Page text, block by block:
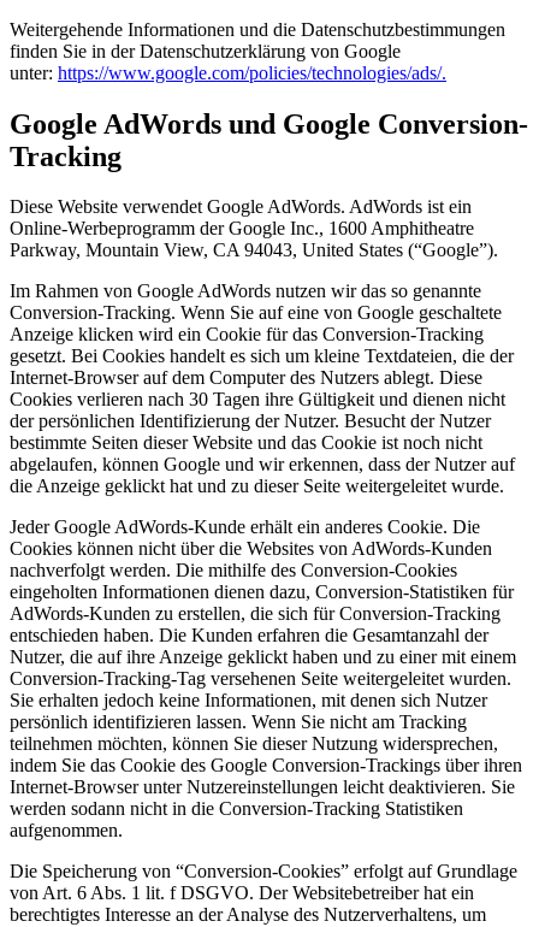
Weitergehende Informationen und die Datenschutzbestimmungen
finden Sie in der Datenschutzerklärung von Google
unter: https://www.google.com/policies/technologies/ads/.
Google AdWords und Google Conversion-
Tracking
Diese Website verwendet Google AdWords. AdWords ist ein
Online-Werbeprogramm der Google Inc., 1600 Amphitheatre
Parkway, Mountain View, CA 94043, United States (“Google”).
Im Rahmen von Google AdWords nutzen wir das so genannte
Conversion-Tracking. Wenn Sie auf eine von Google geschaltete
Anzeige klicken wird ein Cookie für das Conversion-Tracking
gesetzt. Bei Cookies handelt es sich um kleine Textdateien, die der
Internet-Browser auf dem Computer des Nutzers ablegt. Diese
Cookies verlieren nach 30 Tagen ihre Gültigkeit und dienen nicht
der persönlichen Identifizierung der Nutzer. Besucht der Nutzer
bestimmte Seiten dieser Website und das Cookie ist noch nicht
abgelaufen, können Google und wir erkennen, dass der Nutzer auf
die Anzeige geklickt hat und zu dieser Seite weitergeleitet wurde.
Jeder Google AdWords-Kunde erhält ein anderes Cookie. Die
Cookies können nicht über die Websites von AdWords-Kunden
nachverfolgt werden. Die mithilfe des Conversion-Cookies
eingeholten Informationen dienen dazu, Conversion-Statistiken für
AdWords-Kunden zu erstellen, die sich für Conversion-Tracking
entschieden haben. Die Kunden erfahren die Gesamtanzahl der
Nutzer, die auf ihre Anzeige geklickt haben und zu einer mit einem
Conversion-Tracking-Tag versehenen Seite weitergeleitet wurden.
Sie erhalten jedoch keine Informationen, mit denen sich Nutzer
persönlich identifizieren lassen. Wenn Sie nicht am Tracking
teilnehmen möchten, können Sie dieser Nutzung widersprechen,
indem Sie das Cookie des Google Conversion-Trackings über ihren
Internet-Browser unter Nutzereinstellungen leicht deaktivieren. Sie
werden sodann nicht in die Conversion-Tracking Statistiken
aufgenommen.
Die Speicherung von “Conversion-Cookies” erfolgt auf Grundlage
von Art. 6 Abs. 1 lit. f DSGVO. Der Websitebetreiber hat ein
berechtigtes Interesse an der Analyse des Nutzerverhaltens, um